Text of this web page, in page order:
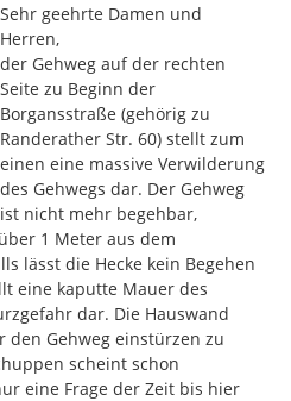
Sehr geehrte Damen und
Herren,
der Gehweg auf der rechten
Seite zu Beginn der
Borgansstraße (gehörig zu
Randerather Str. 60) stellt zum
einen eine massive Verwilderung
des Gehwegs dar. Der Gehweg
ist nicht mehr begehbar,
1 Meter aus dem
lässt die Hecke kein Begehen
eine kaputte Mauer des
dar. Die Hauswand
Gehweg einstürzen zu
scheint schon
eine Frage der Zeit bis hier